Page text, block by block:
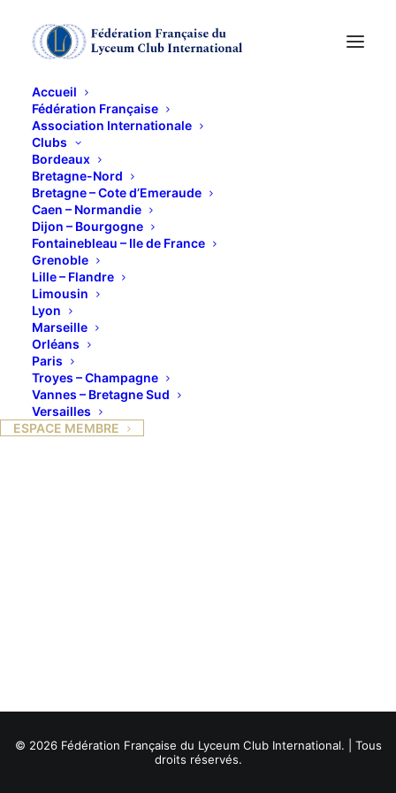
Accueil
Fédération Française
Association Internationale
Clubs
Bordeaux
Bretagne-Nord
Bretagne – Cote d’Emeraude
Caen – Normandie
Dijon – Bourgogne
Fontainebleau – Ile de France
Grenoble
Lille – Flandre
Limousin
Lyon
Marseille
Orléans
Paris
Troyes – Champagne
Vannes – Bretagne Sud
Versailles
ESPACE MEMBRE
CERCLE DE LECTURE
19 JANVIER 2012
Responsable : Jocelyne Lavardac
© 2026 Fédération Française du Lyceum Club International. | Tous
droits réservés.